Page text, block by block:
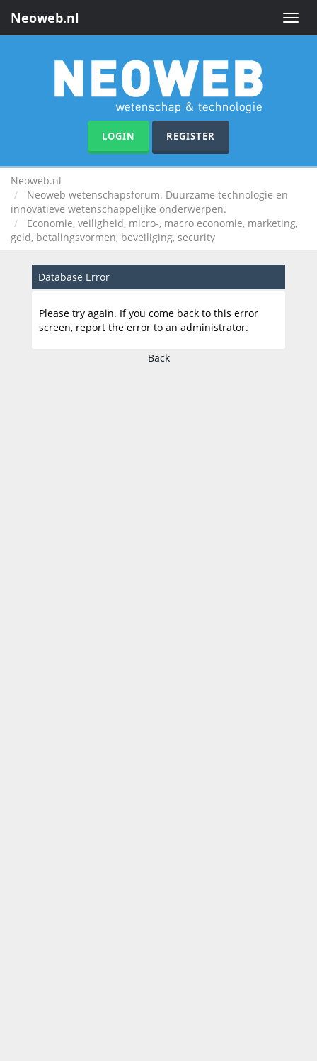
Toggle
Neoweb.nl
LOGIN REGISTER
Neoweb.nl
Neoweb wetenschapsforum. Duurzame technologie en
innovatieve wetenschappelijke onderwerpen.
Economie, veiligheid, micro-, macro economie, marketing,
geld, betalingsvormen, beveiliging, security
Database Error
Please try again. If you come back to this error
screen, report the error to an administrator.
Back